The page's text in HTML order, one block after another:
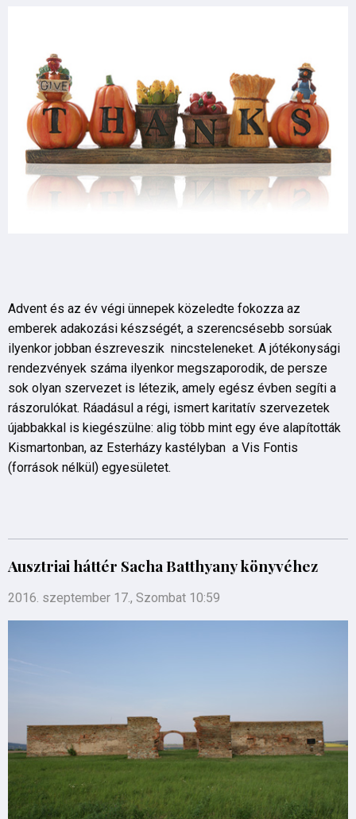
Advent és az év végi ünnepek közeledte fokozza az
emberek adakozási készségét, a szerencsésebb sorsúak
ilyenkor jobban észreveszik nincsteleneket. A jótékonysági
rendezvények száma ilyenkor megszaporodik, de persze
sok olyan szervezet is létezik, amely egész évben segíti a
rászorulókat. Ráadásul a régi, ismert karitatív szervezetek
újabbakkal is kiegészülne: alig több mint egy éve alapították
Kismartonban, az Esterházy kastélyban a Vis Fontis
(források nélkül) egyesületet.
Ausztriai háttér Sacha Batthyany könyvéhez
2016. szeptember 17., Szombat 10:59